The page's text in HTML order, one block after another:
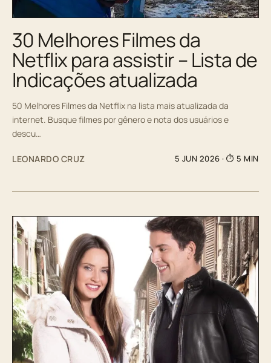
30 Melhores Filmes da
Netflix para assistir – Lista de
Indicações atualizada
50 Melhores Filmes da Netflix na lista mais atualizada da
internet. Busque filmes por gênero e nota dos usuários e
descu…
LEONARDO CRUZ 5 JUN 2026 · ⏱ 5 MIN